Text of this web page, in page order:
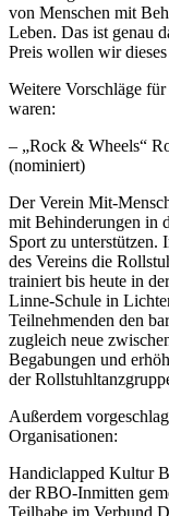
von Menschen mit
Leben. Das ist genau
Preis wollen wir
Weitere Vorschläge
waren:
– „Rock & Wheels“
(nominiert)
Der Verein Mit-
mit Behinderungen in
Sport zu unterstützen.
des Vereins die
trainiert bis heute in
Linne-Schule in
Teilnehmenden den
zugleich neue
Begabungen und
der
Außerdem
Organisationen:
Handiclapped Kultur
der RBO-Inmitten
Teilhabe im Verbund